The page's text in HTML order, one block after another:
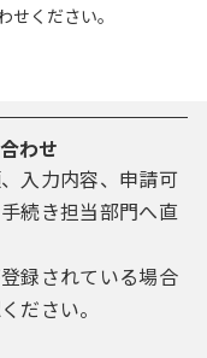
ください。
わせ
入力内容、申請可
続き担当部門へ直
録されている場合
ださい。